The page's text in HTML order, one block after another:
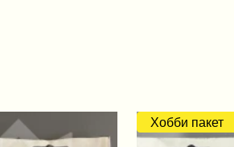
Хобби пакет